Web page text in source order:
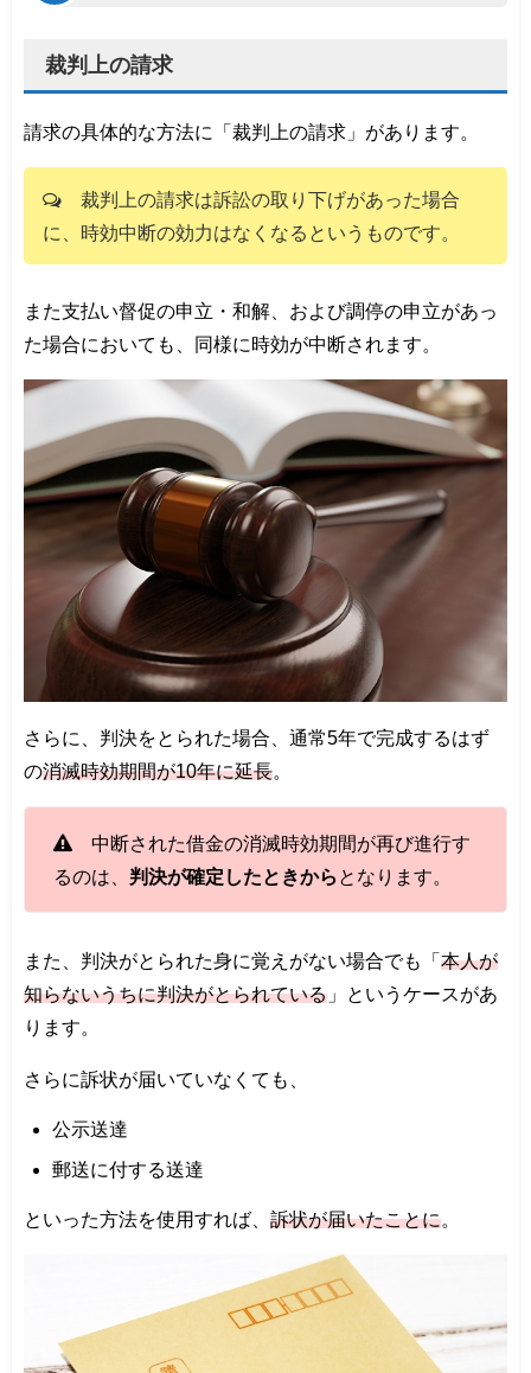
裁判上の請求
請求の具体的な方法に「裁判上の請求」があります。
裁判上の請求は訴訟の取り下げがあった場合
に、時効中断の効力はなくなるというものです。
また支払い督促の申立・和解、および調停の申立があっ
た場合においても、同様に時効が中断されます。
さらに、判決をとられた場合、通常5年で完成するはず
の消滅時効期間が10年に延長。
中断された借金の消滅時効期間が再び進行す
るのは、 判決が確定したときから となります。
また、判決がとられた身に覚えがない場合でも「 本人が
知らないうちに判決がとられている 」というケースがあ
ります。
さらに訴状が届いていなくても、
公示送達
郵送に付する送達
といった方法を使用すれば、 訴状が届いたことに